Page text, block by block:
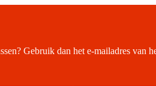
Gebruik dan het e-mailadres van